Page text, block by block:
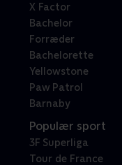
X Factor
Bachelor
Forræder
Bachelorette
Yellowstone
Paw Patrol
Barnaby
Populær sport
3F Superliga
Tour de France